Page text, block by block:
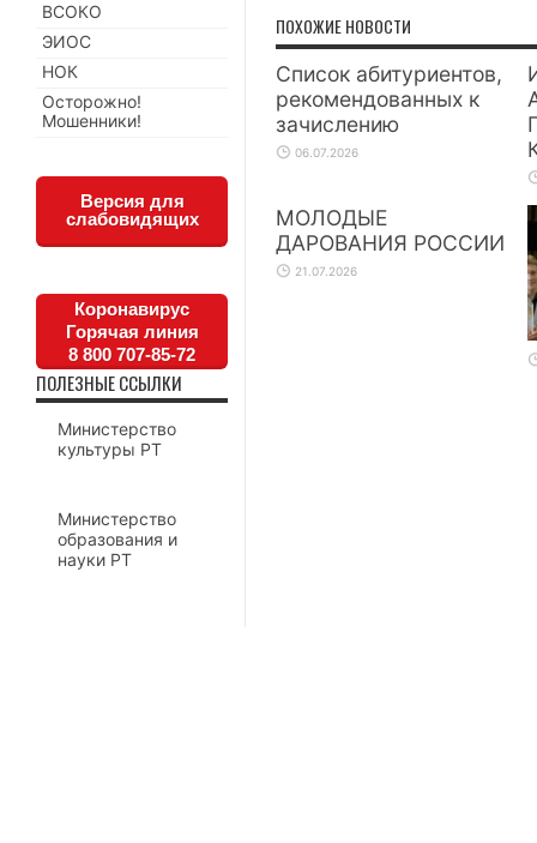
ПОХОЖИЕ НОВОСТИ
Список абитуриентов,
рекомендованных к
зачислению
06.07.2026
МОЛОДЫЕ
ДАРОВАНИЯ РОССИИ
21.07.2026
ВСОКО
ЭИОС
НОК
Осторожно!
Мошенники!
Версия для
слабовидящих
Коронавирус
Горячая линия
8 800 707-85-72
ПОЛЕЗНЫЕ ССЫЛКИ
Министерство
культуры РТ
Министерство
образования и
науки РТ